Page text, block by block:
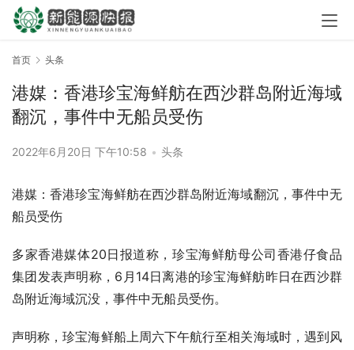
首页 头条
港媒：香港珍宝海鲜舫在西沙群岛附近海域
翻沉，事件中无船员受伤
2022年6月20日 下午10:58 • 头条
港媒：香港珍宝海鲜舫在西沙群岛附近海域翻沉，事件中无
船员受伤
多家香港媒体20日报道称，珍宝海鲜舫母公司香港仔食品
集团发表声明称，6月14日离港的珍宝海鲜舫昨日在西沙群
岛附近海域沉没，事件中无船员受伤。
声明称，珍宝海鲜船上周六下午航行至相关海域时，遇到风